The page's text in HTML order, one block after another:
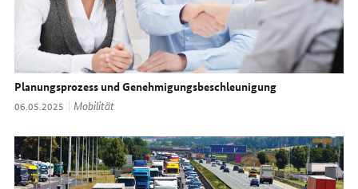
Planungsprozess und Genehmigungsbeschleunigung
Datum:
06.05.2025 Thema:
Mobilität